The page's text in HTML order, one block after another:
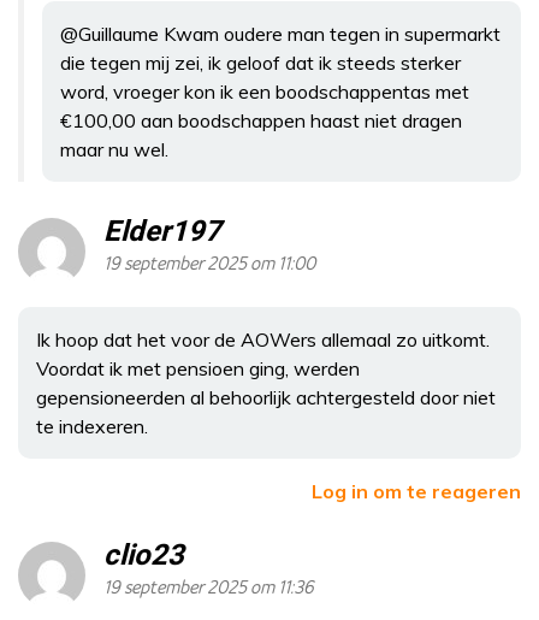
@Guillaume Kwam oudere man tegen in supermarkt
die tegen mij zei, ik geloof dat ik steeds sterker
word, vroeger kon ik een boodschappentas met
€100,00 aan boodschappen haast niet dragen
maar nu wel.
Elder197
19 september 2025 om 11:00
Ik hoop dat het voor de AOWers allemaal zo uitkomt.
Voordat ik met pensioen ging, werden
gepensioneerden al behoorlijk achtergesteld door niet
te indexeren.
Log in om te reageren
clio23
19 september 2025 om 11:36